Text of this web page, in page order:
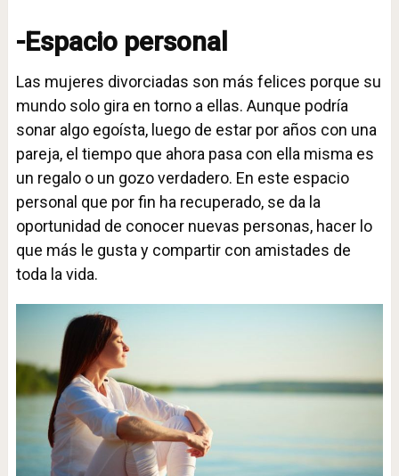
-Espacio personal
Las mujeres divorciadas son más felices porque su
mundo solo gira en torno a ellas. Aunque podría
sonar algo egoísta, luego de estar por años con una
pareja, el tiempo que ahora pasa con ella misma es
un regalo o un gozo verdadero. En este espacio
personal que por fin ha recuperado, se da la
oportunidad de conocer nuevas personas, hacer lo
que más le gusta y compartir con amistades de
toda la vida.